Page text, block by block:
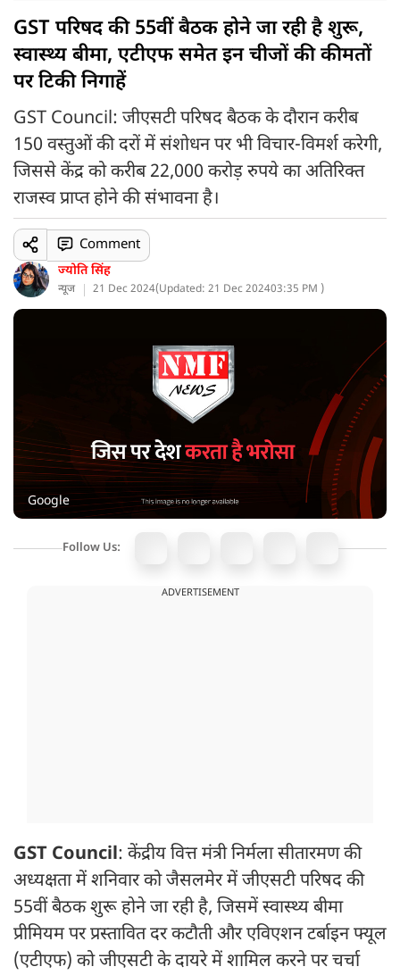
GST परिषद की 55वीं बैठक होने जा रही है शुरू,
स्वास्थ्य बीमा, एटीएफ समेत इन चीजों की कीमतों
पर टिकी निगाहें
GST Council: जीएसटी परिषद बैठक के दौरान करीब
150 वस्तुओं की दरों में संशोधन पर भी विचार-विमर्श करेगी,
जिससे केंद्र को करीब 22,000 करोड़ रुपये का अतिरिक्त
राजस्व प्राप्त होने की संभावना है।
ज्योति सिंह
न्यूज 21 Dec 2024(Updated: 21 Dec 202403:35 PM )
Comment
Google
Follow Us:
ADVERTISEMENT
GST Council: केंद्रीय वित्त मंत्री निर्मला सीतारमण की
अध्यक्षता में शनिवार को जैसलमेर में जीएसटी परिषद की
55वीं बैठक शुरू होने जा रही है, जिसमें स्वास्थ्य बीमा
प्रीमियम पर प्रस्तावित दर कटौती और एविएशन टर्बाइन फ्यूल
(एटीएफ) को जीएसटी के दायरे में शामिल करने पर चर्चा